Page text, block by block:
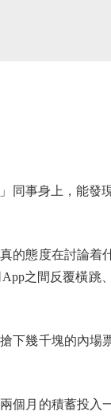
事身上，能發
態度在討論着
之間反覆橫跳
幾千塊的內場
月的積蓄投入